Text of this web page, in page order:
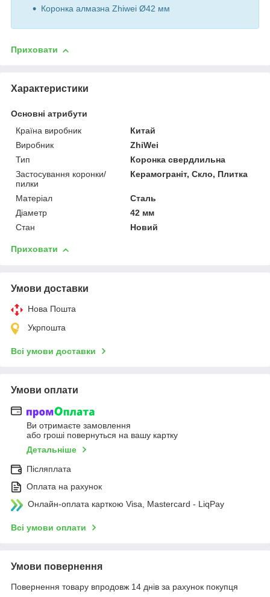
Коронка алмазна Zhiwei Ø42 мм
Приховати
Характеристики
Основні атрибути
Країна виробник
Китай
Виробник
ZhiWei
Тип
Коронка свердлильна
Застосування коронки/
пилки
Керамограніт, Скло, Плитка
Матеріал
Сталь
Діаметр
42 мм
Стан
Новий
Приховати
Умови доставки
Нова Пошта
Укрпошта
Всі умови доставки
Умови оплати
Ви отримаєте замовлення
або гроші повернуться на вашу картку
Детальніше
Післяплата
Оплата на рахунок
Онлайн-оплата карткою Visa, Mastercard - LiqPay
Всі умови оплати
Умови повернення
Повернення товару впродовж 14 днів за рахунок покупця